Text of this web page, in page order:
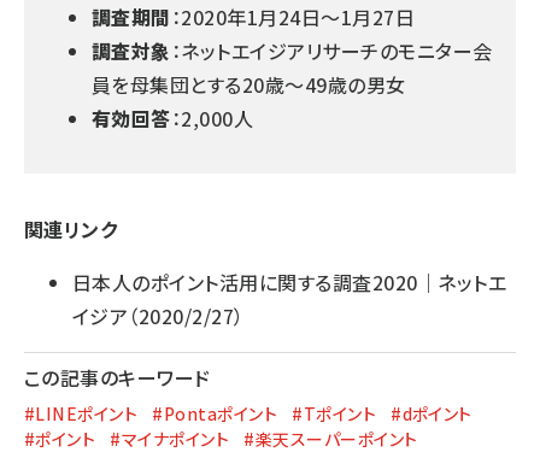
調査期間 ：2020年1月24日～1月27日
調査対象 ：ネットエイジアリサーチのモニター会
員を母集団とする20歳～49歳の男女
有効回答：2,000人
関連リンク
日本人のポイント活用に関する調査2020｜ネットエ
イジア（2020/2/27）
この記事のキーワード
#LINEポイント #Pontaポイント #Tポイント
#dポイント
#ポイント
#マイナポイント #楽天スーパーポイント